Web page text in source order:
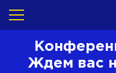
Ждем вас